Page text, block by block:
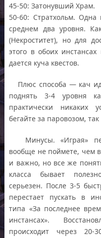
45-50: Затонувший Храм.
50-60: Стратхольм. Одна
среднем два уровня.
(Некроститет), но для
этого в обоих
дается куча квестов.
Плюс способа — кач
поднять 3-4 уровня
практически никаких
бегайте за паровозом,
Минусы. «Играя»
вообще не поймете, чем
и важно, но все же
класса бывает
серьезен. После 3-5
перестает пускать в
типа «За последнее
инстансах».
происходит через